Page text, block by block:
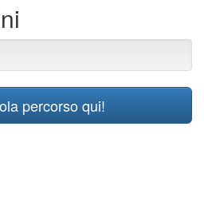
percorso qui!